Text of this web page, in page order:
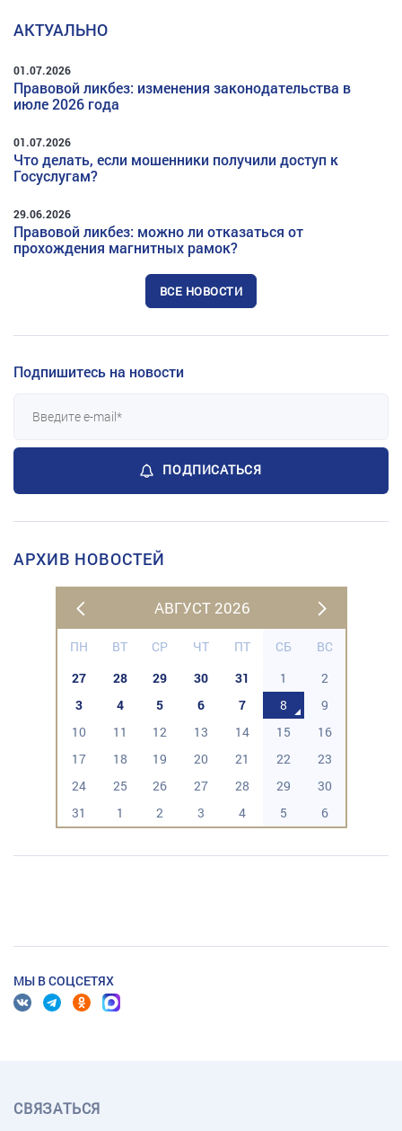
АКТУАЛЬНО
01.07.2026
Правовой ликбез: изменения законодательства в
июле 2026 года
01.07.2026
Что делать, если мошенники получили доступ к
Госуслугам?
29.06.2026
Правовой ликбез: можно ли отказаться от
прохождения магнитных рамок?
ВСЕ НОВОСТИ
Подпишитесь на новости
ПОДПИСАТЬСЯ
АРХИВ НОВОСТЕЙ
АВГУСТ 2026
ПН ВТ СР ЧТ ПТ СБ
ВС
27
28 29 30 31 1
2
3
4 5 6 7 8
9
10
11 12 13 14 15
16
17
18 19 20 21 22
23
24
25 26 27 28 29
30
31
1 2 3 4 5 6
МЫ В СОЦСЕТЯХ
СВЯЗАТЬСЯ